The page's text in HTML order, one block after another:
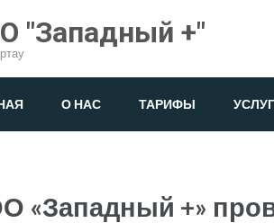
"Западный +"
О НАС ТАРИФЫ
«Западный +»